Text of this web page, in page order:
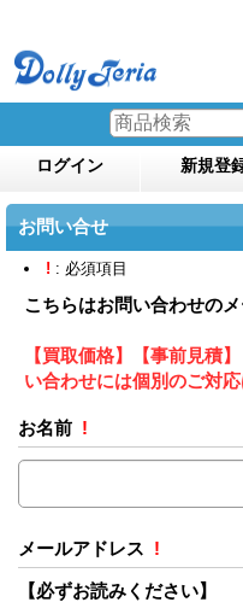
ログイン 新規登
お問い合せ
! : 必須項目
こちらはお問い合わせのメ
【買取価格】【事前見積
い合わせには個別のご対
お名前 !
メールアドレス !
【必ずお読みください】